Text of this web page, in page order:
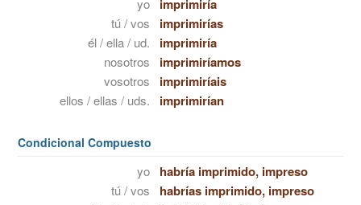
yo imprimiría
tú / vos imprimirías
él / ella / ud. imprimiría
nosotros imprimiríamos
vosotros imprimiríais
ellos / ellas / uds. imprimirían
Condicional Compuesto
yo habría imprimido, impreso
tú / vos habrías imprimido, impreso